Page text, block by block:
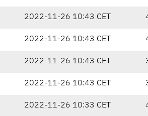
2022-11-26 10:43 CET
2022-11-26 10:43 CET
2022-11-26 10:43 CET
2022-11-26 10:43 CET
2022-11-26 10:33 CET